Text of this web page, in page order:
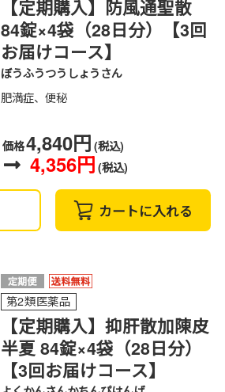
【定期購入】防風通聖散
84錠×4袋（28日分）【3回
お届けコース】
ぼうふうつうしょうさん
肥満症、便秘
価格4,840円 (税込)
4,356円 (税込)
カートに入れる
第2類医薬品
【定期購入】抑肝散加陳皮
半夏 84錠×4袋（28日分）
【3回お届けコース】